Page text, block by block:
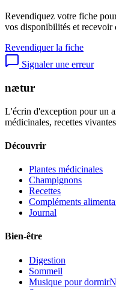
Revendiquez votre fiche
vos disponibilités et recevoir
Revendiquer la fiche
Signaler une erreur
nætur
L'écrin d'exception pour un
médicinales, recettes
Découvrir
Plantes médicinales
Champignons
Recettes
Compléments
Journal
Bien-être
Digestion
Sommeil
Musique pour dormir